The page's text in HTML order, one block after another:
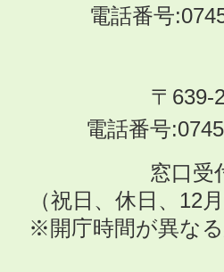
電話番号
〒639-
電話番号
窓口受
（祝日、休日、12
※開庁時間が異な